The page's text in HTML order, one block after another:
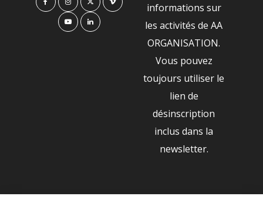
informations sur
les activités de AA
ORGANISATION.
Vous pouvez
toujours utiliser le
lien de
désinscription
inclus dans la
newsletter.
NOS PARTENAIRES